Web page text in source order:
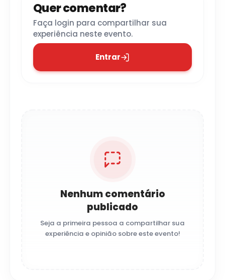
Quer comentar?
Faça login para compartilhar sua
experiência neste evento.
Entrar
Nenhum comentário
publicado
Seja a primeira pessoa a compartilhar sua
experiência e opinião sobre este evento!